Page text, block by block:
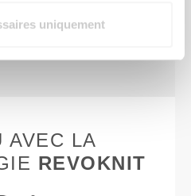
uniquement
spécialement développée
AVEC LA
REVOKNIT